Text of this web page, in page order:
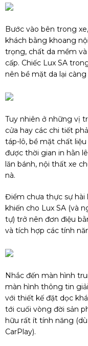
Bước vào bên trong xe,
khách bằng khoang
trọng, chất da mềm
cấp. Chiếc Lux SA
nên bề mặt da lại
Tuy nhiên ở những vị
cửa hay các chi tiết
táp-lô, bề mặt chất
được thời gian in hằn
lăn bánh, nội thất xe
nà.
Điểm chưa thực sự hài
khiến cho Lux SA (và
tự) trở nên đơn điệu
và tích hợp các tính
Nhắc đến màn hình
màn hình thông tin
với thiết kế đặt dọc
tới cuối vòng đời sản
hữu rất ít tính năng
CarPlay).